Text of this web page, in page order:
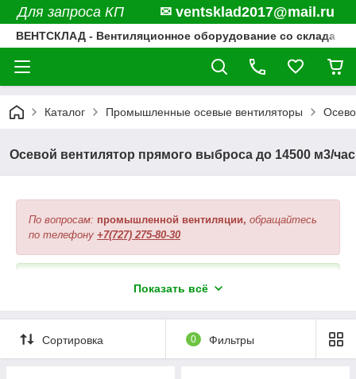
Для запроса КП ✉ ventsklad2017@mail.ru
ВЕНТСКЛАД - Вентиляционное оборудование со склада
Каталог Промышленные осевые вентиляторы
Осевой вентилятор прямого выброса до 14500 м3/час
По вопросам: промышленной вентиляции, обращайтесь
по телефону +7(727) 275-80-30
1. Предоставим бесплатную консультацию по всем
3. Обрабатываем спецификации и поставляем
вентиляционное оборудование по проекту
Показать всё
Сортировка 0 Фильтры